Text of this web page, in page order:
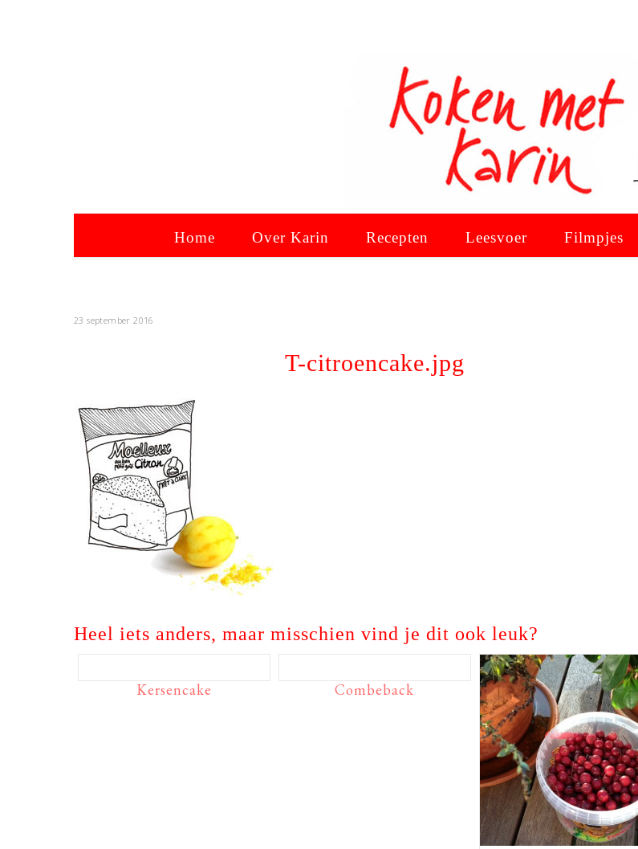
Home Over Karin Recepten Leesvoer Filmpjes
23 september 2016
T-citroencake.jpg
Heel iets anders, maar misschien vind je dit ook leuk?
Kersencake Combeback